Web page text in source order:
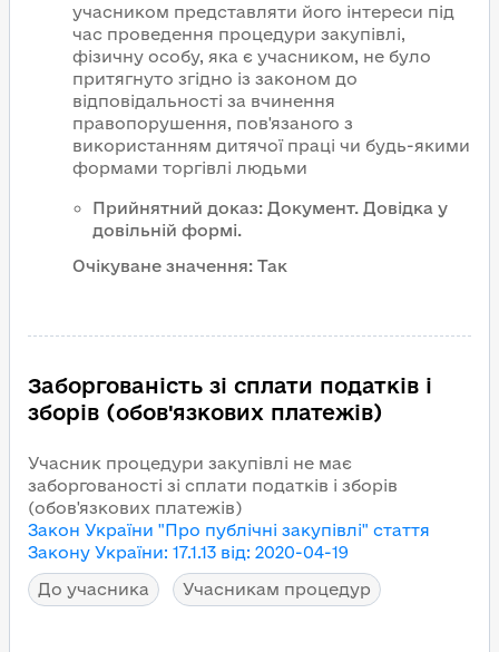
учасником представляти його інтереси під
час проведення процедури закупівлі,
фізичну особу, яка є учасником, не було
притягнуто згідно із законом до
відповідальності за вчинення
правопорушення, пов'язаного з
використанням дитячої праці чи будь-якими
формами торгівлі людьми
Прийнятний доказ: Документ. Довідка у
довільній формі.
Очікуване значення: Так
Заборгованість зі сплати податків і
зборів (обов'язкових платежів)
Учасник процедури закупівлі не має
заборгованості зі сплати податків і зборів
(обов'язкових платежів)
Закон України "Про публічні закупівлі" стаття
Закону України: 17.1.13 від: 2020-04-19
До учасника
Учасникам процедур